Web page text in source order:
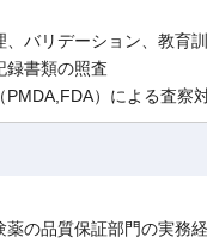
バリデーション、教育
録書類の照査
PMDA,FDA）による査察
薬の品質保証部門の実務